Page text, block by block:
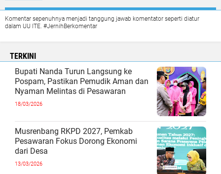
Komentar sepenuhnya menjadi tanggung jawab komentator seperti diatur
dalam UU ITE. #JernihBerkomentar
TERKINI
Bupati Nanda Turun Langsung ke
Pospam, Pastikan Pemudik Aman dan
Nyaman Melintas di Pesawaran
18/03/2026
Musrenbang RKPD 2027, Pemkab
Pesawaran Fokus Dorong Ekonomi
dari Desa
13/03/2026